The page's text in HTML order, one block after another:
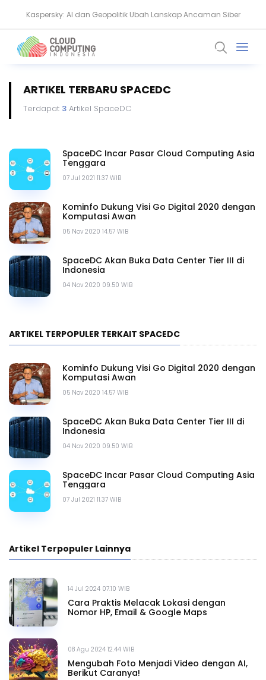
Kaspersky: AI dan Geopolitik Ubah Lanskap Ancaman Siber
Ransomware Meningkat, Pakar Telkom Minta Zero Trust Diperkuat
ARTIKEL TERBARU SPACEDC
Terdapat 3Artikel SpaceDC
07 Jul 2021 11.37 WIB
SpaceDC Incar Pasar Cloud Computing Asia
Tenggara
05 Nov 2020 14.57 WIB
Kominfo Dukung Visi Go Digital 2020 dengan
Komputasi Awan
04 Nov 2020 09.50 WIB
SpaceDC Akan Buka Data Center Tier III di
Indonesia
ARTIKEL TERPOPULER TERKAIT SPACEDC
05 Nov 2020 14.57 WIB
Kominfo Dukung Visi Go Digital 2020 dengan
Komputasi Awan
04 Nov 2020 09.50 WIB
SpaceDC Akan Buka Data Center Tier III di
Indonesia
07 Jul 2021 11.37 WIB
SpaceDC Incar Pasar Cloud Computing Asia
Tenggara
Artikel Terpopuler Lainnya
14 Jul 2024 07.10 WIB
Cara Praktis Melacak Lokasi dengan
Nomor HP, Email & Google Maps
08 Agu 2024 12.44 WIB
Mengubah Foto Menjadi Video dengan AI,
Berikut Caranya!